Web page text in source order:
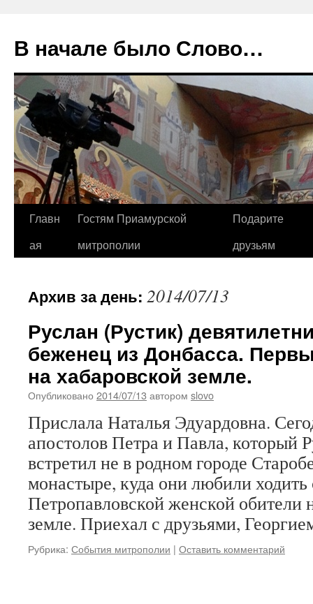
В начале было Слово…
Перейти
Главн
ая
Гостям Приамурской
митрополии
Подарите
друзьям
Архив за день: 2014/07/13
Руслан (Рустик)
беженец из Донбасса.
на хабаровской земле.
Опубликовано 2014/07/13 автором slovo
Прислала Наталья Эдуардовна.
апостолов Петра и Павла, который
встретил не в родном городе
монастыре, куда они любили
Петропавловской женской обители
земле. Приехал с друзьями,
Рубрика: События митрополии | Оставить комментарий